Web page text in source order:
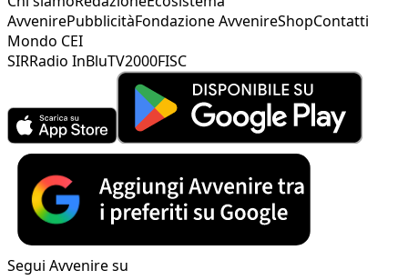
AvvenirePubblicitàFondazione AvvenireShopContatti
Mondo CEI
SIRRadio InBluTV2000FISC
Segui Avvenire su